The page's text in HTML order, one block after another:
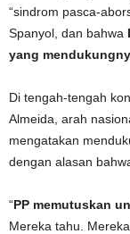
“sindrom pasca-
Spanyol, dan bahwa
yang
Di tengah-tengah
Almeida, arah
mengatakan
dengan alasan
“PP memutuskan
Mereka tahu.